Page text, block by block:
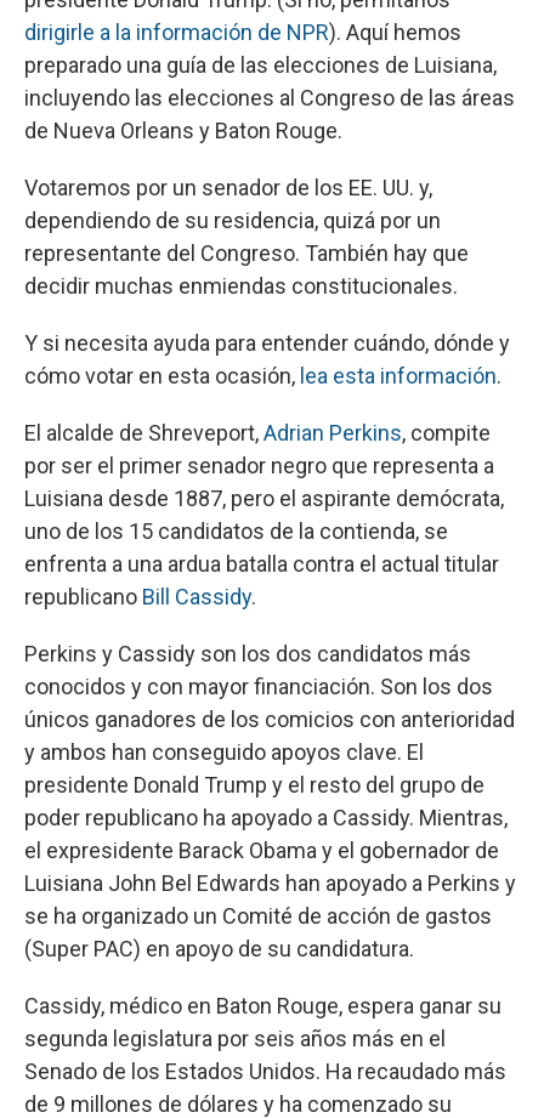
dirigirle a la información de NPR). Aquí hemos
preparado una guía de las elecciones de Luisiana,
incluyendo las elecciones al Congreso de las áreas
de Nueva Orleans y Baton Rouge.
Votaremos por un senador de los EE. UU. y,
dependiendo de su residencia, quizá por un
representante del Congreso. También hay que
decidir muchas enmiendas constitucionales.
Y si necesita ayuda para entender cuándo, dónde y
cómo votar en esta ocasión, lea esta información.
El alcalde de Shreveport,Adrian Perkins, compite
por ser el primer senador negro que representa a
Luisiana desde 1887, pero el aspirante demócrata,
uno de los 15 candidatos de la contienda, se
enfrenta a una ardua batalla contra el actual titular
republicano Bill Cassidy.
Perkins y Cassidy son los dos candidatos más
conocidos y con mayor financiación. Son los dos
únicos ganadores de los comicios con anterioridad
y ambos han conseguido apoyos clave. El
presidente Donald Trump y el resto del grupo de
poder republicano ha apoyado a Cassidy. Mientras,
el expresidente Barack Obama y el gobernador de
Luisiana John Bel Edwards han apoyado a Perkins y
se ha organizado un Comité de acción de gastos
(Super PAC) en apoyo de su candidatura.
Cassidy, médico en Baton Rouge, espera ganar su
segunda legislatura por seis años más en el
Senado de los Estados Unidos. Ha recaudado más
de 9 millones de dólares y ha comenzado su